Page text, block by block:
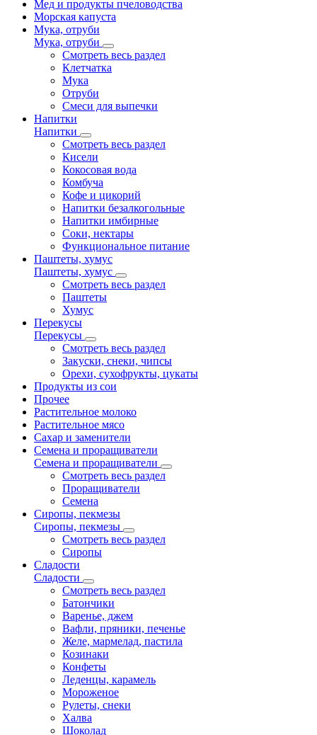
Мед и продукты пчеловодства
Морская капуста
Мука, отруби
Мука, отруби
Смотреть весь раздел
Клетчатка
Мука
Отруби
Смеси для выпечки
Напитки
Напитки
Смотреть весь раздел
Кисели
Кокосовая вода
Комбуча
Кофе и цикорий
Напитки безалкогольные
Напитки имбирные
Соки, нектары
Функциональное питание
Паштеты, хумус
Паштеты, хумус
Смотреть весь раздел
Паштеты
Хумус
Перекусы
Перекусы
Смотреть весь раздел
Закуски, снеки, чипсы
Орехи, сухофрукты, цукаты
Продукты из сои
Прочее
Растительное молоко
Растительное мясо
Сахар и заменители
Семена и проращиватели
Семена и проращиватели
Смотреть весь раздел
Проращиватели
Семена
Сиропы, пекмезы
Сиропы, пекмезы
Смотреть весь раздел
Сиропы
Сладости
Сладости
Смотреть весь раздел
Батончики
Варенье, джем
Вафли, пряники, печенье
Желе, мармелад, пастила
Козинаки
Конфеты
Леденцы, карамель
Мороженое
Рулеты, снеки
Халва
Шоколад